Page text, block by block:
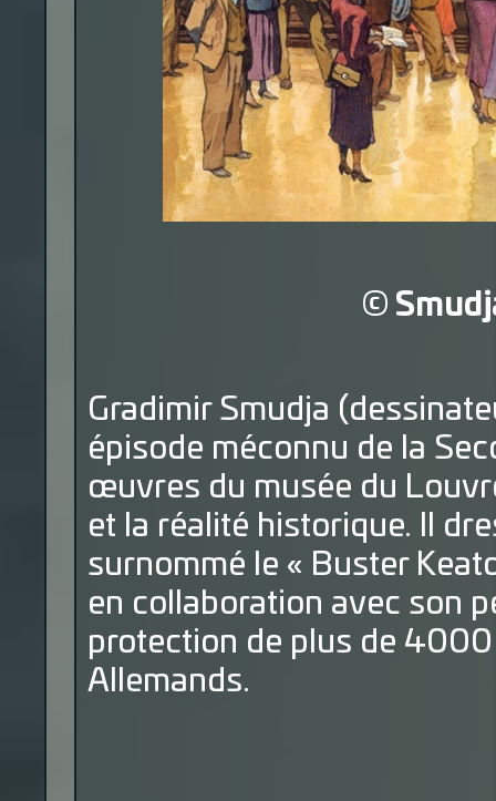
©
Gradimir Smudja
épisode méconnu de la
œuvres du musée du
et la réalité historique. Il
surnommé le « Buster
en collaboration avec son
protection de plus de
Allemands.